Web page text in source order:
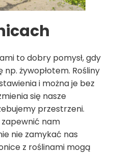
to dobry pomysł, gdy
żywopłotem. Rośliny
i można je bez
się nasze
przestrzeni.
nam
nie zamykać nas
z roślinami mogą